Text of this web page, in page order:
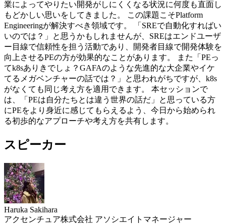
業によってやりたい開発がしにくくなる状況に何度も直面し
もどかしい思いをしてきました。 この課題こそPlatform
Engineeringが解決すべき領域です。 「SREで自動化すればい
いのでは？」と思うかもしれませんが、SREはエンドユーザ
ー目線で信頼性を担う活動であり、開発者目線で開発体験を
向上させるPEの方が効果的なことがあります。 また「PEっ
てk8sありきでしょ？GAFAのような先進的な大企業やイケ
てるメガベンチャーの話では？」と思われがちですが、k8s
がなくても同じ考え方を適用できます。 本セッションで
は、「PEは自分たちとは違う世界の話だ」と思っている方
にPEをより身近に感じてもらえるよう、今日から始められ
る初歩的なアプローチや考え方を共有します。
スピーカー
Haruka Sakihara
アクセンチュア株式会社 アソシエイトマネージャー